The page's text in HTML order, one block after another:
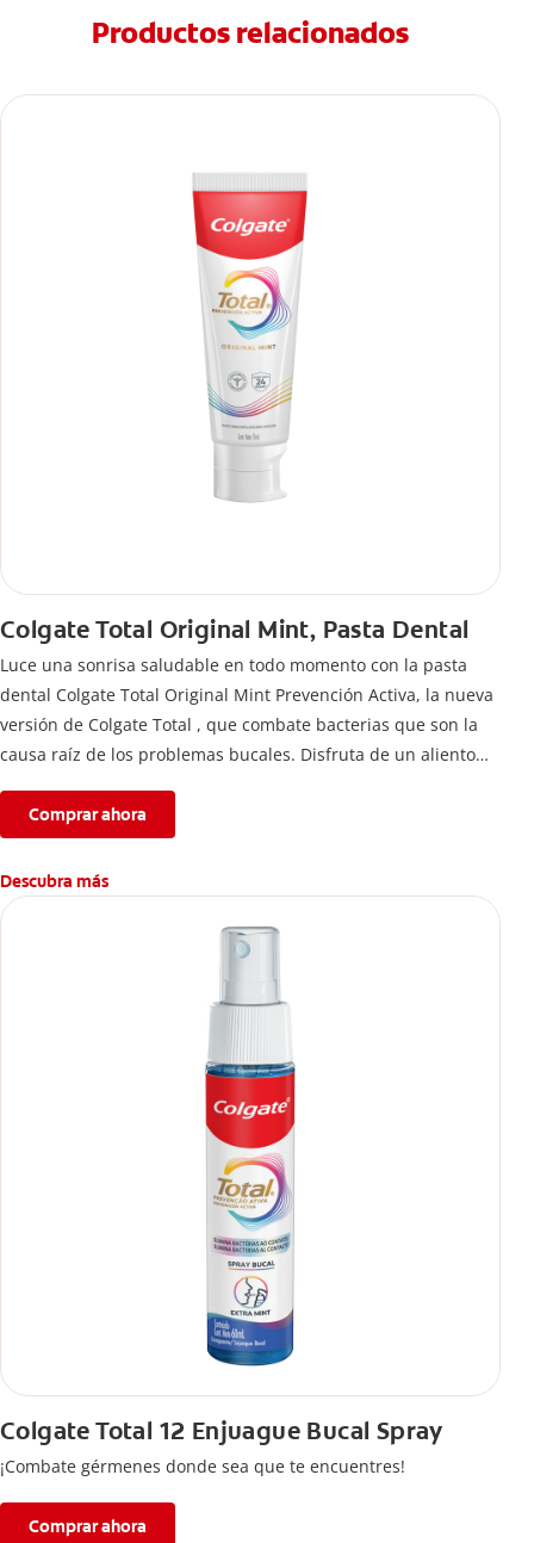
Productos relacionados
Colgate Total Original Mint, Pasta Dental
Luce una sonrisa saludable en todo momento con la pasta
dental Colgate Total Original Mint Prevención Activa, la nueva
versión de Colgate Total , que combate bacterias que son la
causa raíz de los problemas bucales. Disfruta de un aliento
fórmula con desempeño superior**** de la pasta de dientes
Colgate Total que te ofrece 24 horas** de protección
antibacterial.
****Vs crema dental regular con flúor sin ingrediente
**Con el cepillado 2 veces por día y uso continuo por 4
Comprar ahora
Descubra más
Colgate Total 12 Enjuague Bucal Spray
¡Combate gérmenes donde sea que te encuentres!
Comprar ahora